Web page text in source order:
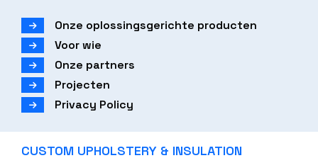
Onze oplossingsgerichte producten
Voor wie
Onze partners
Projecten
Privacy Policy
CUSTOM UPHOLSTERY & INSULATION